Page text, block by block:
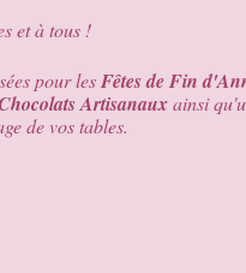
et à tous !
pour lesFêtes de Fin
Artisanauxainsi
de vos tables.